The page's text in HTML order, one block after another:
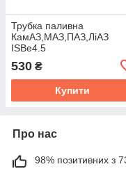
Трубка паливна
КамАЗ,МАЗ,ПАЗ,ЛіАЗ
ISBe4.5
форс.3,5цил Cummins
Investmen 3978034
530 ₴
Купити
Про нас
98% позитивних з